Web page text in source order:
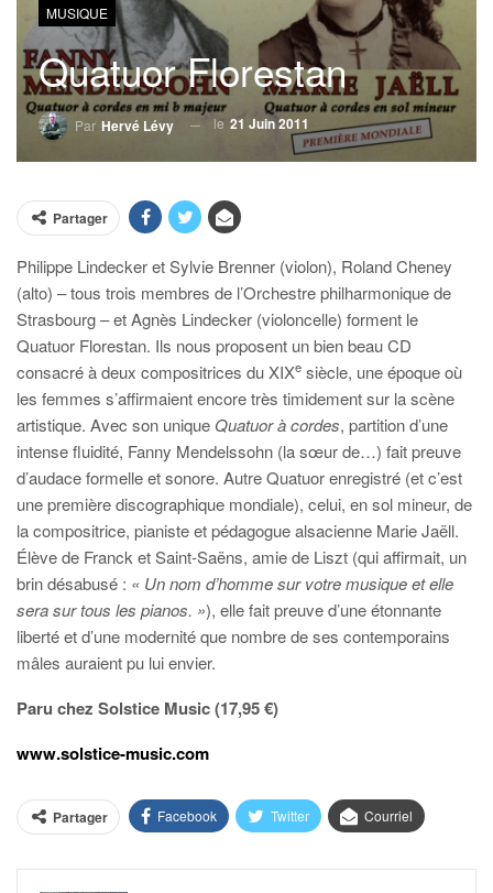
MUSIQUE
Quatuor Florestan
Par Hervé Lévy le 21 Juin 2011
Partager
Philippe Lindecker et Sylvie Brenner (violon), Roland Cheney
(alto) – tous trois membres de l’Orchestre philharmonique de
Strasbourg – et Agnès Lindecker (violoncelle) forment le
Quatuor Florestan. Ils nous proposent un bien beau CD
consacré à deux compositrices du XIXe siècle, une époque où
les femmes s’affirmaient encore très timidement sur la scène
artistique. Avec son unique Quatuor à cordes, partition d’une
intense fluidité, Fanny Mendelssohn (la sœur de…) fait preuve
d’audace formelle et sonore. Autre Quatuor enregistré (et c’est
une première discographique mondiale), celui, en sol mineur, de
la compositrice, pianiste et pédagogue alsacienne Marie Jaëll.
Élève de Franck et Saint-Saëns, amie de Liszt (qui affirmait, un
brin désabusé : « Un nom d’homme sur votre musique et elle
sera sur tous les pianos. »), elle fait preuve d’une étonnante
liberté et d’une modernité que nombre de ses contemporains
mâles auraient pu lui envier.
Paru chez Solstice Music (17,95 €)
www.solstice-music.com
Partager Facebook Twitter Courriel